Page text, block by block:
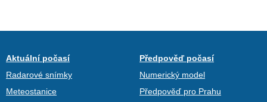
Aktuální počasí
Radarové snímky
Meteostanice
Předpověď počasí
Numerický model
Předpověď pro Prahu